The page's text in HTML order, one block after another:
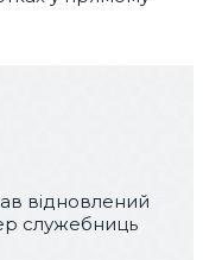
відновлений
служебниць